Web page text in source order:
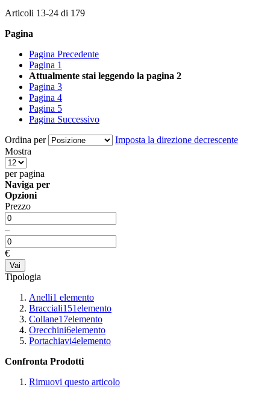
Articoli 13-24 di 179
Pagina
Pagina Precedente
Pagina 1
Attualmente stai leggendo la pagina 2
Pagina 3
Pagina 4
Pagina 5
Pagina Successivo
Ordina per
Imposta la direzione decrescente
Mostra
per pagina
Naviga per
Opzioni
Prezzo
–
€
Vai
Tipologia
Anelli1 elemento
Bracciali151elemento
Collane17elemento
Orecchini6elemento
Portachiavi4elemento
Confronta Prodotti
Rimuovi questo articolo